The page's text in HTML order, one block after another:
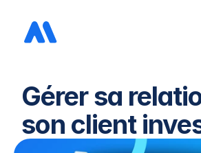
Gérer sa
son client